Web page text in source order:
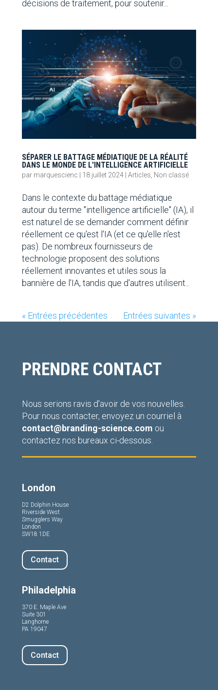
décisions de traitement, pour soutenir...
SÉPARER LE BATTAGE MÉDIATIQUE DE LA RÉALITÉ
DANS LE MONDE DE L'INTELLIGENCE ARTIFICIELLE
par marquescienc | 18 juillet 2024| Articles Non classé
Dans le contexte du battage médiatique
autour du terme "intelligence artificielle" (IA), il
est naturel de se demander comment définir
réellement ce qu'est l'IA (et ce qu'elle n'est
pas). De nombreux fournisseurs de
technologie proposent des solutions
réellement innovantes et utiles sous la
bannière de l'IA, tandis que d'autres utilisent...
« Entrées précédentes Entrées suivantes »
PRENDRE CONTACT
Nous serions ravis d'avoir de vos nouvelles.
Pour nous contacter, envoyez un courriel à
contact@branding-science.com ou
contactez nos bureaux ci-dessous.
London
D2 Dolphin House
Riverside West
Smugglers Way
London
SW18 1DE
Contact
Philadelphia
370 E. Maple Ave
Suite 301
Langhorne
PA 19047
Contact